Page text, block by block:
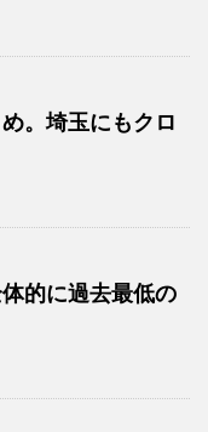
。埼玉にもクロ
的に過去最低の